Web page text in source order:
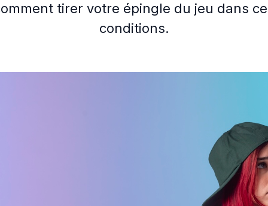
tirer votre épingle du jeu dans
conditions.